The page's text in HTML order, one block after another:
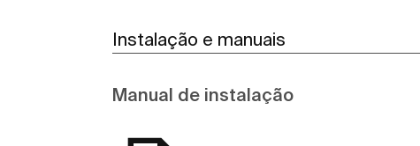
Instalação e manuais
Manual de instalação